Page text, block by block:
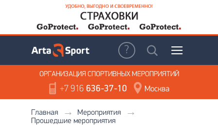
ОРГАНИЗАЦИЯ СПОРТИВНЫХ МЕРОПРИЯТИЙ
+7 916636-37-10 Москва
Главная
Мероприятия
Прошедшие мероприятия